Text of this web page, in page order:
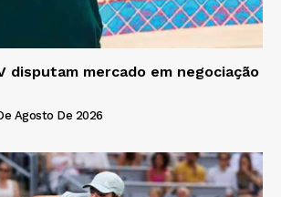
disputam mercado em negociação
Agosto De 2026